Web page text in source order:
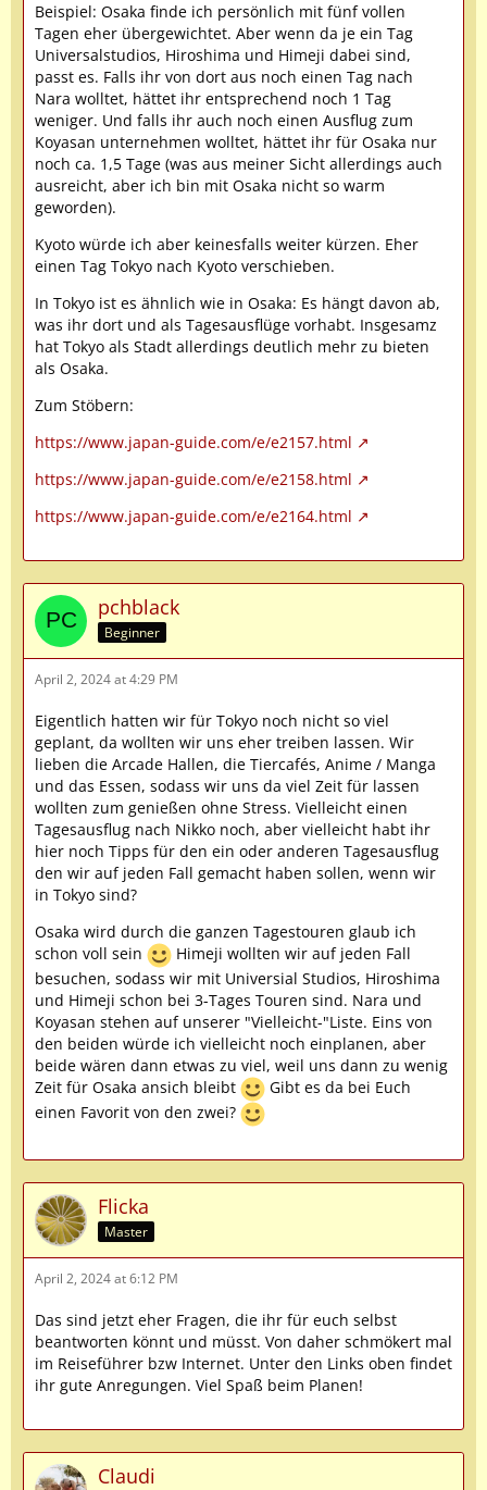
Beispiel: Osaka finde ich persönlich mit fünf vollen
Tagen eher übergewichtet. Aber wenn da je ein Tag
Universalstudios, Hiroshima und Himeji dabei sind,
passt es. Falls ihr von dort aus noch einen Tag nach
Nara wolltet, hättet ihr entsprechend noch 1 Tag
weniger. Und falls ihr auch noch einen Ausflug zum
Koyasan unternehmen wolltet, hättet ihr für Osaka nur
noch ca. 1,5 Tage (was aus meiner Sicht allerdings auch
ausreicht, aber ich bin mit Osaka nicht so warm
geworden).
Kyoto würde ich aber keinesfalls weiter kürzen. Eher
einen Tag Tokyo nach Kyoto verschieben.
In Tokyo ist es ähnlich wie in Osaka: Es hängt davon ab,
was ihr dort und als Tagesausflüge vorhabt. Insgesamz
hat Tokyo als Stadt allerdings deutlich mehr zu bieten
als Osaka.
Zum Stöbern:
https://www.japan-guide.com/e/e2157.html
https://www.japan-guide.com/e/e2158.html
https://www.japan-guide.com/e/e2164.html
pchblack
Beginner
April 2, 2024 at 4:29 PM
Eigentlich hatten wir für Tokyo noch nicht so viel
geplant, da wollten wir uns eher treiben lassen. Wir
lieben die Arcade Hallen, die Tiercafés, Anime / Manga
und das Essen, sodass wir uns da viel Zeit für lassen
wollten zum genießen ohne Stress. Vielleicht einen
Tagesausflug nach Nikko noch, aber vielleicht habt ihr
hier noch Tipps für den ein oder anderen Tagesausflug
den wir auf jeden Fall gemacht haben sollen, wenn wir
in Tokyo sind?
Osaka wird durch die ganzen Tagestouren glaub ich
schon voll sein
Himeji wollten wir auf jeden Fall
besuchen, sodass wir mit Universial Studios, Hiroshima
und Himeji schon bei 3-Tages Touren sind. Nara und
Koyasan stehen auf unserer "Vielleicht-"Liste. Eins von
den beiden würde ich vielleicht noch einplanen, aber
beide wären dann etwas zu viel, weil uns dann zu wenig
Zeit für Osaka ansich bleibt
Gibt es da bei Euch
einen Favorit von den zwei?
Flicka
Master
April 2, 2024 at 6:12 PM
Das sind jetzt eher Fragen, die ihr für euch selbst
beantworten könnt und müsst. Von daher schmökert mal
im Reiseführer bzw Internet. Unter den Links oben findet
ihr gute Anregungen. Viel Spaß beim Planen!
Claudi